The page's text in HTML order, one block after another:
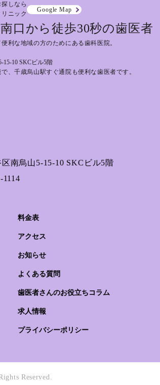
しなら
ニック
Google Map
口から徒歩30秒の歯医者
利な地域の方のためにある歯科医院。
15-10 SKCビル5階
、千歳烏山駅すぐ通院も便利な歯医者です。
南烏山5-15-10 SKCビル5階
1114
料金表
アクセス
お知らせ
よくある質問
歯医者さんのお役立ちコラム
求人情報
プライバシーポリシー
Reserved.